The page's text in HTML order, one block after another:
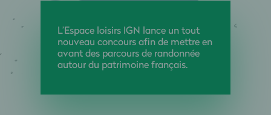
L’Espace loisirs IGN lance un tout
nouveau concours afin de mettre en
avant des parcours de randonnée
autour du patrimoine français.